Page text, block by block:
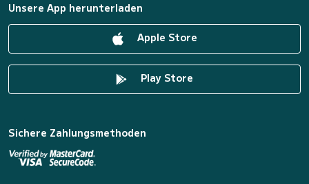
Unsere App herunterladen
Apple Store
Play Store
Sichere Zahlungsmethoden